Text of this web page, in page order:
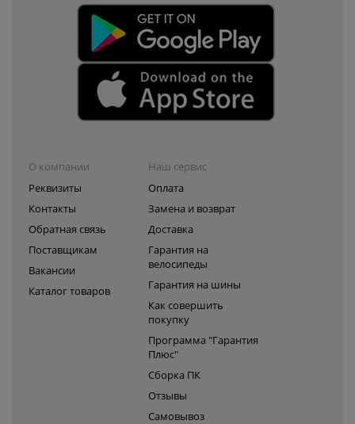
О компании
Реквизиты
Контакты
Обратная связь
Поставщикам
Вакансии
Каталог товаров
Наш сервис
Оплата
Замена и возврат
Доставка
Гарантия на
велосипеды
Гарантия на шины
Как совершить
покупку
Программа "Гарантия
Плюс"
Сборка ПК
Отзывы
Самовывоз